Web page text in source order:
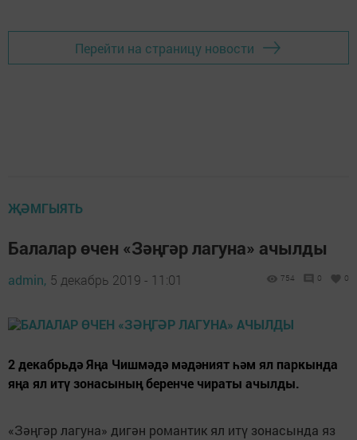
Перейти на страницу новости
ҖӘМГЫЯТЬ
Балалар өчен «Зәңгәр лагуна» ачылды
admin, 5 декабрь 2019 - 11:01 754 0 0
2 декабрьдә Яңа Чишмәдә мәдәният һәм ял паркында
яңа ял итү зонасының беренче чираты ачылды.
«Зәңгәр лагуна» дигән романтик ял итү зонасында яз